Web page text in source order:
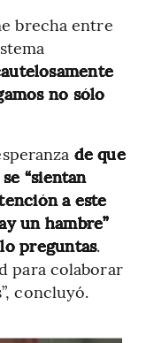
brecha entre
no sólo
de que
“sientan
a este
un hambre”
preguntas.
para colaborar
concluyó.